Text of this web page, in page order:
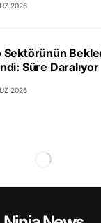
2026
Sektörünün
Süre Daralıyor
2026